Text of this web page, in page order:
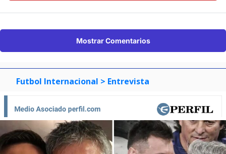
Mostrar Comentarios
Futbol Internacional > Entrevista